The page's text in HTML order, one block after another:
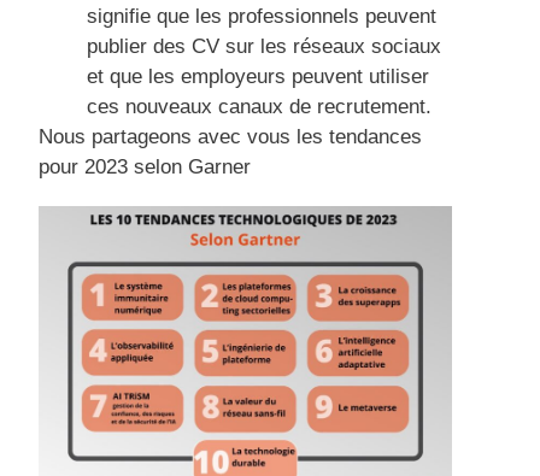
signifie que les professionnels peuvent
publier des CV sur les réseaux sociaux
et que les employeurs peuvent utiliser
ces nouveaux canaux de recrutement.
Nous partageons avec vous les tendances
pour 2023 selon Garner